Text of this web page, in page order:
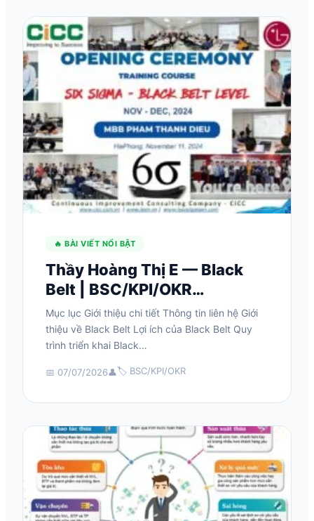
🔥 BÀI VIẾT NỔI BẬT
Thầy Hoàng Thị E — Black
Belt | BSC/KPI/OKR…
Mục lục Giới thiệu chi tiết Thông tin liên hệ Giới
thiệu về Black Belt Lợi ích của Black Belt Quy
trình triển khai Black…
📅 07/07/2026👤🏷️ BSC/KPI/OKR